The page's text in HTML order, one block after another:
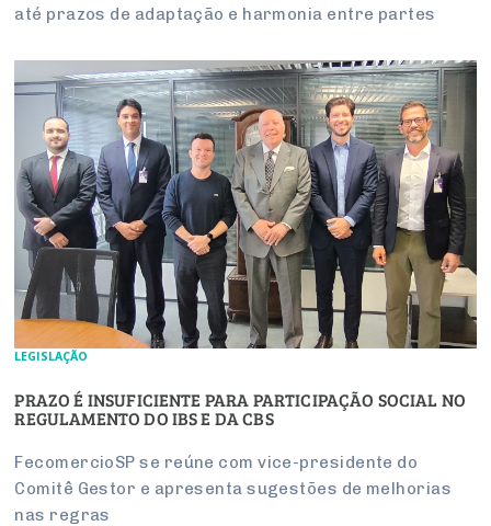
até prazos de adaptação e harmonia entre partes
LEGISLAÇÃO
PRAZO É INSUFICIENTE PARA PARTICIPAÇÃO SOCIAL NO
REGULAMENTO DO IBS E DA CBS
FecomercioSP se reúne com vice-presidente do
Comitê Gestor e apresenta sugestões de melhorias
nas regras